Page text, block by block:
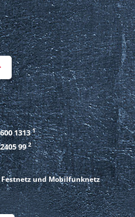
1313 1
99 2
und Mobilfunknetz